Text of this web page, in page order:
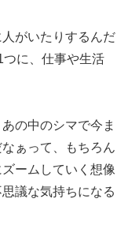
がいたりするんだ
に、仕事や生活
の中のシマで今ま
ぁって、
もちろん
ームしていく想像
議な気持ちになる